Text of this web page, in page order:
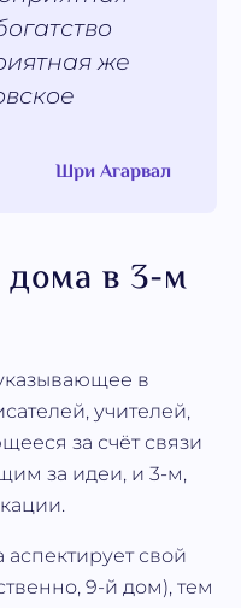
же
Шри Агарвал
дома в 3-м
в
учителей,
за счёт связи
за идеи, и 3-м,
свой
9-й дом), тем